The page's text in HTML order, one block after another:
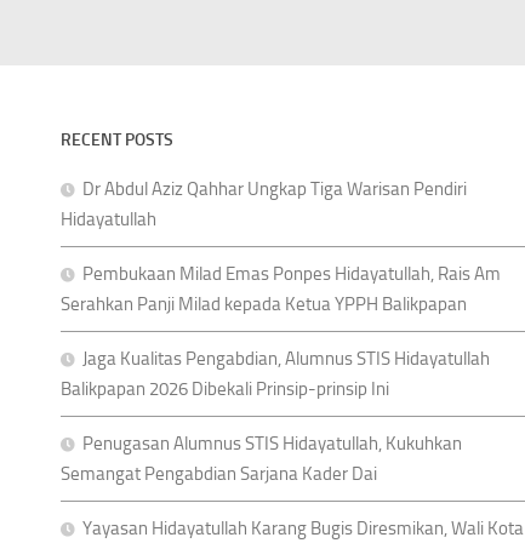
RECENT POSTS
Dr Abdul Aziz Qahhar Ungkap Tiga Warisan Pendiri
Hidayatullah
Pembukaan Milad Emas Ponpes Hidayatullah, Rais Am
Serahkan Panji Milad kepada Ketua YPPH Balikpapan
Jaga Kualitas Pengabdian, Alumnus STIS Hidayatullah
Balikpapan 2026 Dibekali Prinsip-prinsip Ini
Penugasan Alumnus STIS Hidayatullah, Kukuhkan
Semangat Pengabdian Sarjana Kader Dai
Yayasan Hidayatullah Karang Bugis Diresmikan, Wali Kota